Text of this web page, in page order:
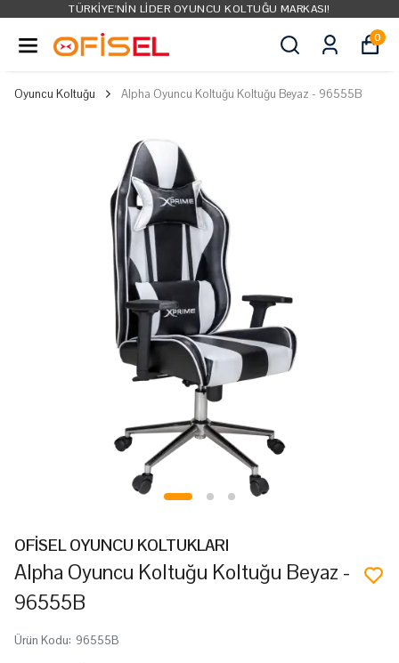
TÜRKIYE'NIN LIDER OYUNCU KOLTUĞU MARKASI!
0
Oyuncu Koltuğu Alpha Oyuncu Koltuğu Koltuğu Beyaz - 96555B
OFİSEL OYUNCU KOLTUKLARI
Alpha Oyuncu Koltuğu Koltuğu Beyaz -
96555B
Ürün Kodu: 96555B